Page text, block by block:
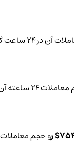
24 ساعت گذشته،
24 ساعته آن
ر و حجم معاملات 24 ساعته آن